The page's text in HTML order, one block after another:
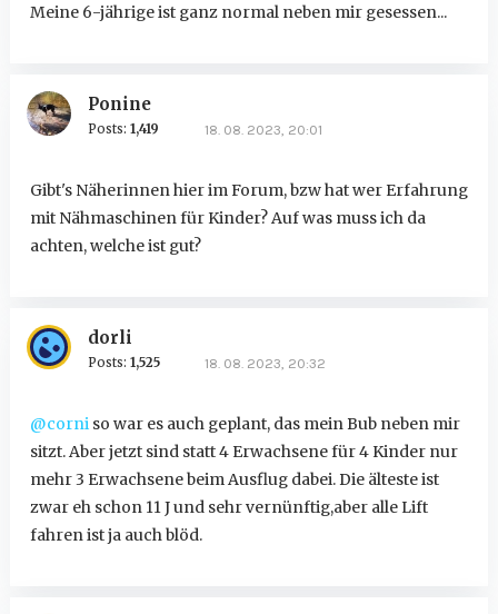
Meine 6-jährige ist ganz normal neben mir gesessen...
Ponine
Posts: 1,419 18. 08. 2023, 20:01
Gibt's Näherinnen hier im Forum, bzw hat wer Erfahrung
mit Nähmaschinen für Kinder? Auf was muss ich da
achten, welche ist gut?
dorli
Posts: 1,525 18. 08. 2023, 20:32
@corniso war es auch geplant, das mein Bub neben mir
sitzt. Aber jetzt sind statt 4 Erwachsene für 4 Kinder nur
mehr 3 Erwachsene beim Ausflug dabei. Die älteste ist
zwar eh schon 11 J und sehr vernünftig,aber alle Lift
fahren ist ja auch blöd.